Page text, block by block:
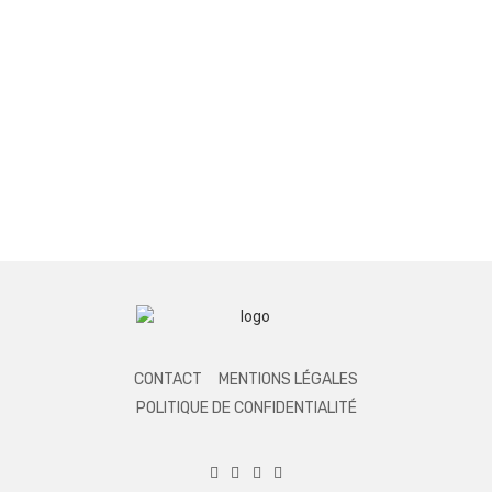
CONTACT
MENTIONS LÉGALES
POLITIQUE DE CONFIDENTIALITÉ